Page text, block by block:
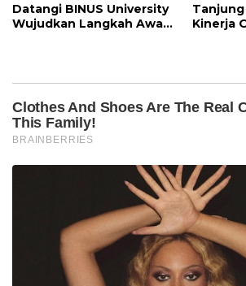
Datangi BINUS University
Wujudkan Langkah Awal
Kinerja